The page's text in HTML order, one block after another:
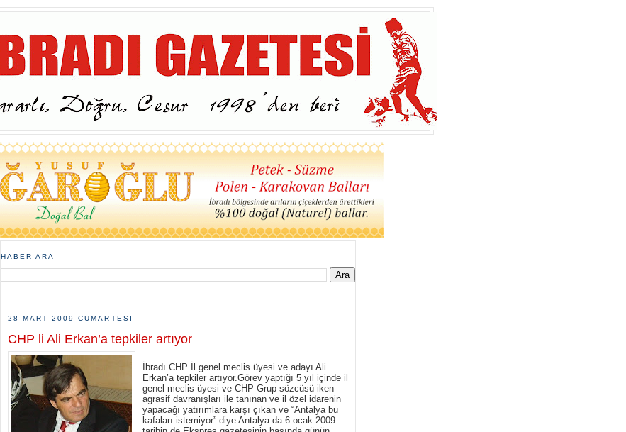
HABER ARA
28 MART 2009 CUMARTESI
CHP li Ali Erkan’a tepkiler artıyor
İbradı CHP İl genel meclis üyesi ve adayı Ali
Erkan’a tepkiler artıyor.Görev yaptığı 5 yıl içinde il
genel meclis üyesi ve CHP Grup sözcüsü iken
agrasif davranışları ile tanınan ve il özel idarenin
yapacağı yatırımlara karşı çıkan ve “Antalya bu
kafaları istemiyor” diye Antalya da 6 ocak 2009